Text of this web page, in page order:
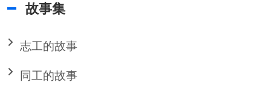
故事集
志工的故事
同工的故事